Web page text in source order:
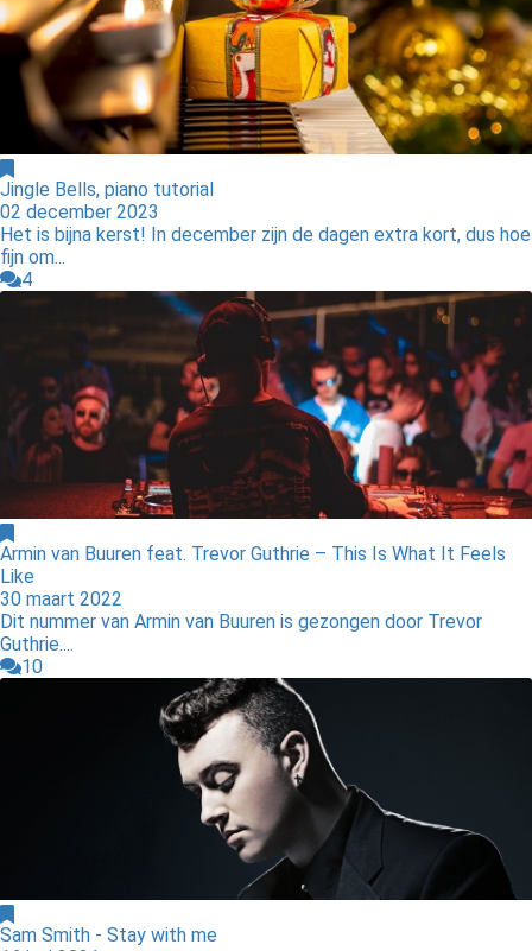
Jingle Bells, piano tutorial
02 december 2023
Het is bijna kerst! In december zijn de dagen extra kort, dus hoe
fijn om...
4
Armin van Buuren feat. Trevor Guthrie – This Is What It Feels
Like
30 maart 2022
Dit nummer van Armin van Buuren is gezongen door Trevor
Guthrie....
10
Sam Smith - Stay with me